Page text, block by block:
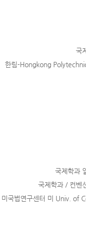
국
한림-Hongkong
국제학과
국제학과 / 컨벤
미국법연구센터 미 Univ. of